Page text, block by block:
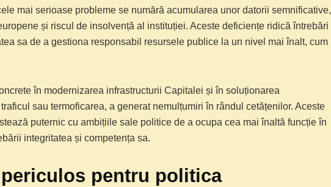
mai serioase probleme se numără acumularea unor datorii semnificative,
și riscul de insolvență al instituției. Aceste deficiențe ridică întrebări
sa de a gestiona responsabil resursele publice la un nivel mai înalt, cum
în modernizarea infrastructurii Capitalei și în soluționarea
sau termoficarea, a generat nemulțumiri în rândul cetățenilor. Aceste
puternic cu ambițiile sale politice de a ocupa cea mai înaltă funcție în
integritatea și competența sa.
pentru politica